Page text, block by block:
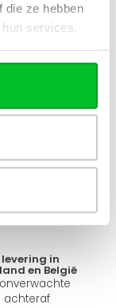
die ze hebben
services.
beantwoorden.
= Geld terug
levering in
en België
achteraf